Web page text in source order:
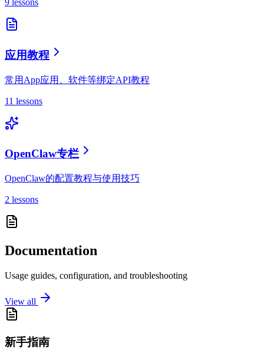
9 lessons
应用教程
常用App应用、软件等绑定API教程
11 lessons
OpenClaw专栏
OpenClaw的配置教程与使用技巧
2 lessons
Documentation
Usage guides, configuration, and troubleshooting
View all
新手指南